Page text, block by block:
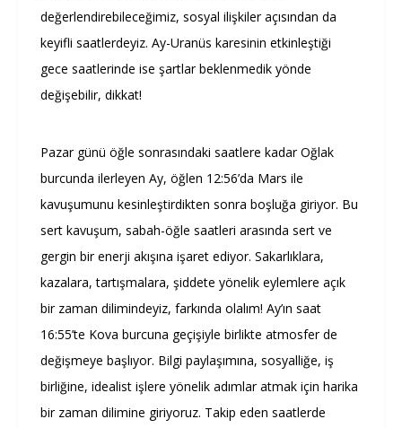
değerlendirebileceğimiz, sosyal ilişkiler açısından da
keyifli saatlerdeyiz. Ay-Uranüs karesinin etkinleştiği
gece saatlerinde ise şartlar beklenmedik yönde
değişebilir, dikkat!
Pazar günü öğle sonrasındaki saatlere kadar Oğlak
burcunda ilerleyen Ay, öğlen 12:56’da Mars ile
kavuşumunu kesinleştirdikten sonra boşluğa giriyor. Bu
sert kavuşum, sabah-öğle saatleri arasında sert ve
gergin bir enerji akışına işaret ediyor. Sakarlıklara,
kazalara, tartışmalara, şiddete yönelik eylemlere açık
bir zaman dilimindeyiz, farkında olalım! Ay’ın saat
16:55’te Kova burcuna geçişiyle birlikte atmosfer de
değişmeye başlıyor. Bilgi paylaşımına, sosyalliğe, iş
birliğine, idealist işlere yönelik adımlar atmak için harika
bir zaman dilimine giriyoruz. Takip eden saatlerde